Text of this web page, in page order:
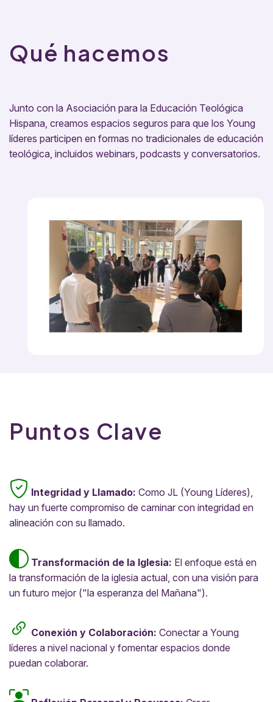
Qué hacemos
Junto con la Asociación para la Educación Teológica
Hispana, creamos espacios seguros para que los Young
líderes participen en formas no tradicionales de educación
teológica, incluidos webinars, podcasts y conversatorios.
Puntos Clave
Integridad y Llamado: Como JL (Young Líderes),
hay un fuerte compromiso de caminar con integridad en
alineación con su llamado.
Transformación de la Iglesia: El enfoque está en
la transformación de la iglesia actual, con una visión para
un futuro mejor ("la esperanza del Mañana").
Conexión y Colaboración: Conectar a Young
líderes a nivel nacional y fomentar espacios donde
puedan colaborar.